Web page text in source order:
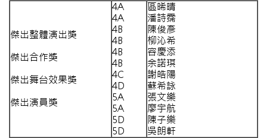
傑出整體演出獎
傑出合作獎
傑出舞台效果獎
傑出演員獎
4A
4A
4B
4B
4B
4B
4C
4D
5A
5A
5D
5D
區晞晴
潘詩霈
陳俊彥
柳沁希
容慶添
余諾琪
謝皓陽
蘇希詠
張文樂
廖宇航
陳子樂
吳朗軒